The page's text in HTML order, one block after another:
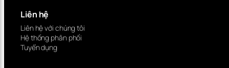
Liên hệ
Liên hệ với chúng tôi
Hệ thống phân phối
Tuyển dụng